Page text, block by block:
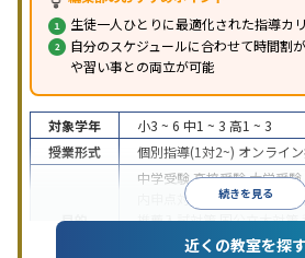
生徒一人ひとりに最適化された指導カ
自分のスケジュールに合わせて時間割
や習い事との両立が可能
続きを見る
対象学年 小3 ~ 6 中1 ~ 3 高1 ~ 3
授業形式
個別指導(1対2~) オンライ
目的
中学受験高校受験大学受験
内申点対策
学習習慣の定着
推薦入試対策国公立大対策
英検(英語検定)対策漢検(
近くの教室を探す